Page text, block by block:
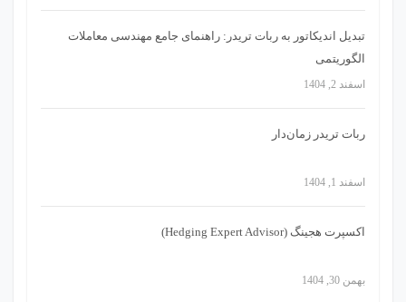
تبدیل اندیکاتور به ربات تریدر: راهنمای جامع مهندسی معاملات
الگوریتمی
اسفند 2, 1404
ربات تریدر زمان‌دار
اسفند 1, 1404
اکسپرت هجینگ (Hedging Expert Advisor)
بهمن 30, 1404